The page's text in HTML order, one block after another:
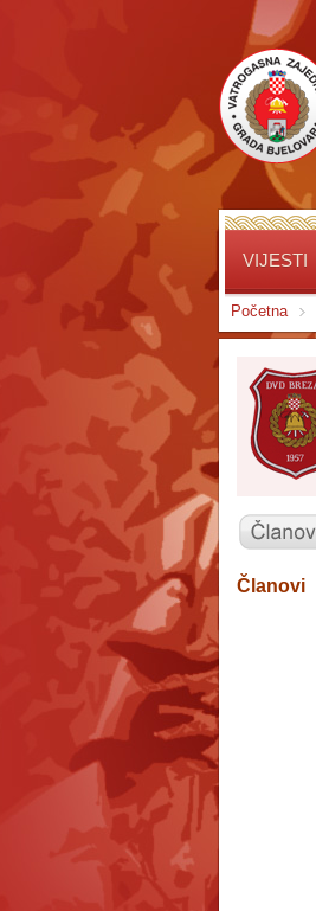
VIJESTI
Početna
Članovi